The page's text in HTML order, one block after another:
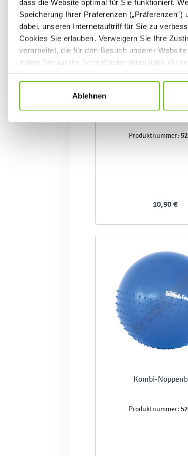
dass die Website optimal für Sie funktioniert.
Speicherung Ihrer Präferenzen
dabei, unseren Internetauftriff für Sie zu
Cookies Sie erlauben. Verweigern Sie Ihre
verarbeitet, die für den Besuch unserer
indem Sie auf die Schaltfläche unten links
Datenschutzrichtlinien.
Ablehnen
Produktnummer:
10,90 €
Kombi-
Produktnummer: